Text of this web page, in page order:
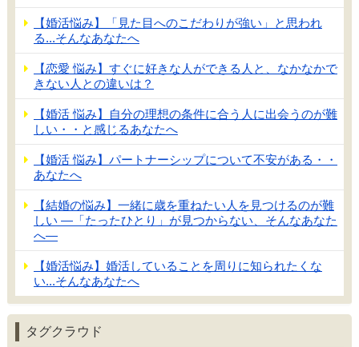
【婚活悩み】「見た目へのこだわりが強い」と思われ
る...そんなあなたへ
【恋愛 悩み】すぐに好きな人ができる人と、なかなかで
きない人との違いは？
【婚活 悩み】自分の理想の条件に合う人に出会うのが難
しい・・と感じるあなたへ
【婚活 悩み】パートナーシップについて不安がある・・
あなたへ
【結婚の悩み】一緒に歳を重ねたい人を見つけるのが難
しい ―「たったひとり」が見つからない、そんなあなた
へ―
【婚活悩み】婚活していることを周りに知られたくな
い...そんなあなたへ
タグクラウド